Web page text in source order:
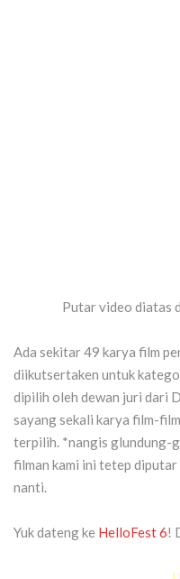
Putar video diatas
Ada sekitar 49 karya film
diikutsertaken untuk
dipilih oleh dewan juri dari
sayang sekali karya film-
terpilih. *nangis glundung-
filman kami ini tetep
nanti.
Yuk dateng ke HelloFest 6!